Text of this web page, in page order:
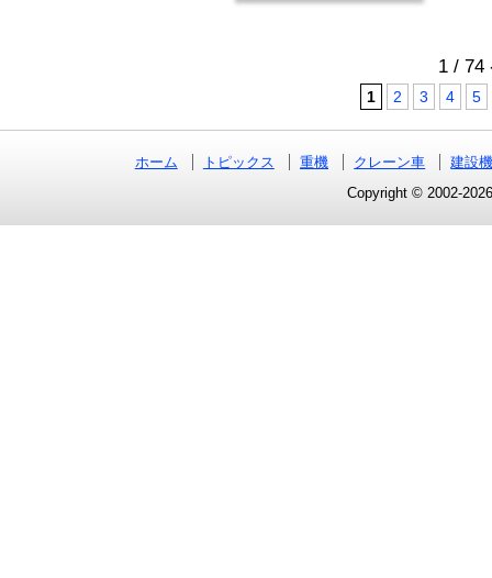
1 / 74
1 2 3 4 5
ホーム トピックス 重機 クレーン車
建設
Copyright © 2002-